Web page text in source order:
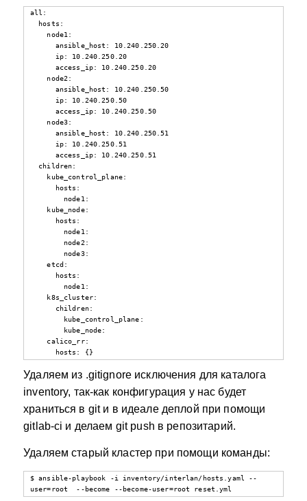
all:
hosts:
node1:
ansible_host: 10.240.250.20
ip: 10.240.250.20
access_ip: 10.240.250.20
node2:
ansible_host: 10.240.250.50
ip: 10.240.250.50
access_ip: 10.240.250.50
node3:
ansible_host: 10.240.250.51
ip: 10.240.250.51
access_ip: 10.240.250.51
children:
kube_control_plane:
hosts:
node1:
kube_node:
hosts:
node1:
node2:
node3:
etcd:
hosts:
node1:
k8s_cluster:
children:
kube_control_plane:
kube_node:
calico_rr:
hosts: {}
Удаляем из .gitignore исключения для каталога
inventory, так-как конфигурация у нас будет
храниться в git и в идеале деплой при помощи
gitlab-ci и делаем git push в репозитарий.
Удаляем старый кластер при помощи команды:
$ ansible-playbook -i inventory/interlan/hosts.yaml --
user=root  --become --become-user=root reset.yml